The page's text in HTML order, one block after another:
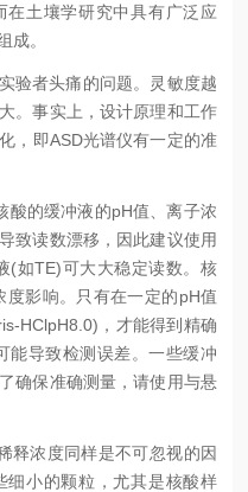
在土壤学研究中具有广泛应
成。
者头痛的问题。灵敏度越
。事实上，设计原理和工作
，即ASD光谱仪有一定的准
的缓冲液的pH值、离子浓
致读数漂移，因此建议使用
(如TE)可大大稳定读数。核
影响。只有在一定的pH值
HClpH8.0)，才能得到精确
能导致检测误差。一些缓冲
确保准确测量，请使用与悬
浓度同样是不可忽视的因
细小的颗粒，尤其是核酸样